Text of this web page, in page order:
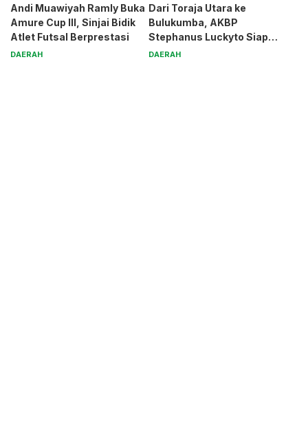
Andi Muawiyah Ramly Buka
Amure Cup III, Sinjai Bidik
Atlet Futsal Berprestasi
DAERAH
Dari Toraja Utara ke
Bulukumba, AKBP
Stephanus Luckyto Siap
Jaga Kamtibmas
DAERAH